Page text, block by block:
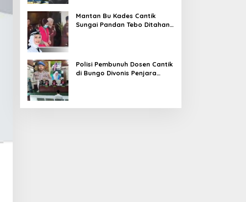
Mantan Bu Kades Cantik
Sungai Pandan Tebo Ditahan,
Polisi Pembunuh Dosen Cantik
di Bungo Divonis Penjara